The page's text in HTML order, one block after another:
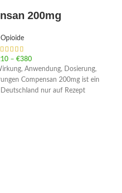
200mg
Opioide
– €380
Anwendung, Dosierung,
Compensan 200mg ist ein
nur auf Rezept